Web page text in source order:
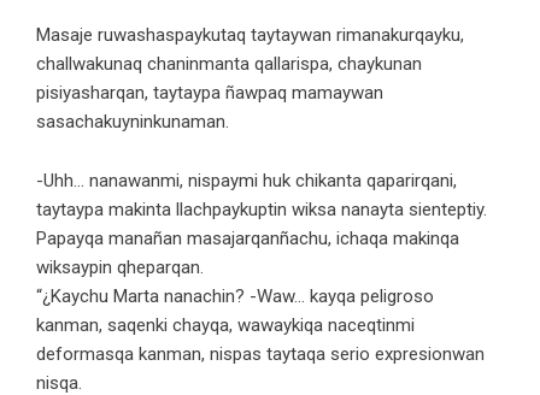
Masaje ruwashaspaykutaq taytaywan rimanakurqayku,
challwakunaq chaninmanta qallarispa, chaykunan
pisiyasharqan, taytaypa ñawpaq mamaywan
sasachakuyninkunaman.
-Uhh… nanawanmi, nispaymi huk chikanta qaparirqani,
taytaypa makinta llachpaykuptin wiksa nanayta sienteptiy.
Papayqa manañan masajarqanñachu, ichaqa makinqa
wiksaypin qheparqan.
“¿Kaychu Marta nanachin? -Waw… kayqa peligroso
kanman, saqenki chayqa, wawaykiqa naceqtinmi
deformasqa kanman, nispas taytaqa serio expresionwan
nisqa.